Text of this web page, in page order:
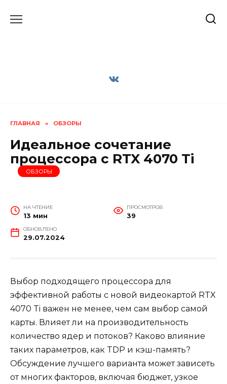
ГЛАВНАЯ » ОБЗОРЫ
Идеальное сочетание
процессора с RTX 4070 Ti
ОБЗОРЫ
НА ЧТЕНИЕ
13 мин
ПРОСМОТРОВ
39
ОБНОВЛЕНО
29.07.2024
Выбор подходящего процессора для
эффективной работы с новой видеокартой RTX
4070 Ti важен не менее, чем сам выбор самой
карты. Влияет ли на производительность
количество ядер и потоков? Каково влияние
таких параметров, как TDP и кэш-память?
Обсуждение лучшего варианта может зависеть
от многих факторов, включая бюджет, узкое